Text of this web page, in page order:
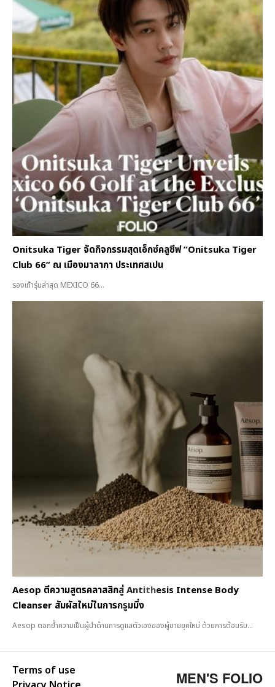
Onitsuka Tiger จัดกิจกรรมสุดเอ็กซ์คลูซีฟ “Onitsuka Tiger
Club 66” ณ เมืองมาลากา ประเทศสเปน
รองเท้ารุ่นล่าสุด MEXICO 66...
Aesop ตีความสูตรคลาสสิกสู่ Antithesis Intense Body
Cleanser สัมผัสใหม่ในการกรูมมิ่ง
Aesop ตอกย้ำความเป็นผู้นำด้านการดูแลตัวเองของผู้ชายยุคใหม่ ด้วยการต้อนรับ...
Terms of use
MEN'S FOLIO